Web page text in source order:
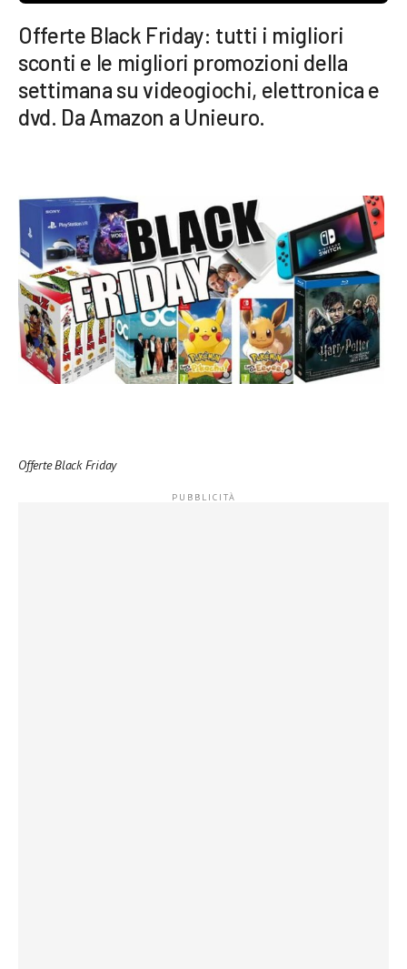
Offerte Black Friday: tutti i migliori
sconti e le migliori promozioni della
settimana su videogiochi, elettronica e
dvd. Da Amazon a Unieuro.
Offerte Black Friday